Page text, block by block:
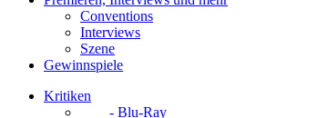
Conventions
Interviews
Szene
Gewinnspiele
Kritiken
- Blu-Ray